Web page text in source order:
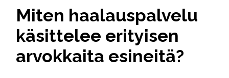
Miten haalauspalvelu
käsittelee erityisen
arvokkaita esineitä?